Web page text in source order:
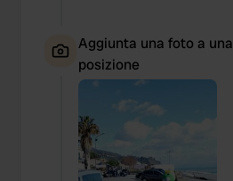
Aggiunta una foto a una
posizione